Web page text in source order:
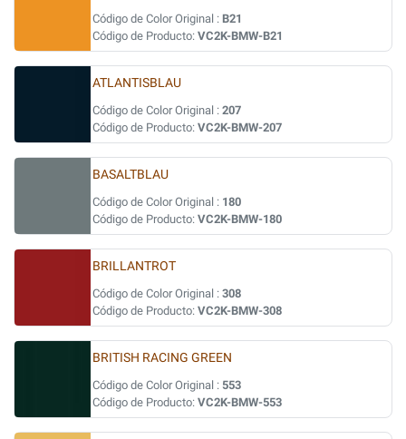
Código de Color Original : B21
Código de Producto: VC2K-BMW-B21
ATLANTISBLAU
Código de Color Original : 207
Código de Producto: VC2K-BMW-207
BASALTBLAU
Código de Color Original : 180
Código de Producto: VC2K-BMW-180
BRILLANTROT
Código de Color Original : 308
Código de Producto: VC2K-BMW-308
BRITISH RACING GREEN
Código de Color Original : 553
Código de Producto: VC2K-BMW-553